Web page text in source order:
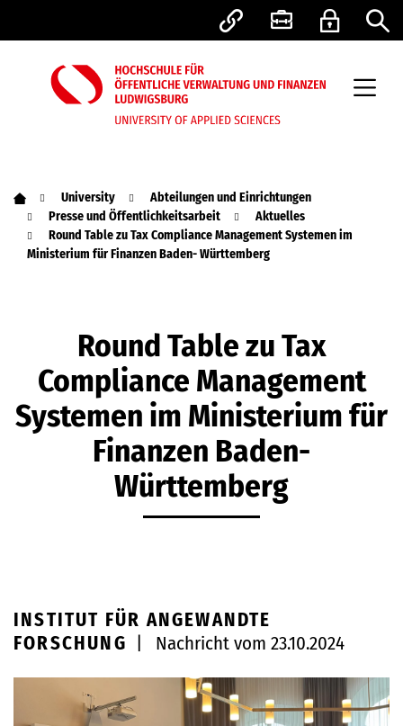
University
Abteilungen und Einrichtungen
Presse und Öffentlichkeitsarbeit
Aktuelles
Round Table zu Tax Compliance Management Systemen im
Ministerium für Finanzen Baden- Württemberg
Round Table zu Tax
Compliance Management
Systemen im Ministerium für
Finanzen Baden-
Württemberg
INSTITUT FÜR ANGEWANDTE
FORSCHUNG
Nachricht vom 23.10.2024